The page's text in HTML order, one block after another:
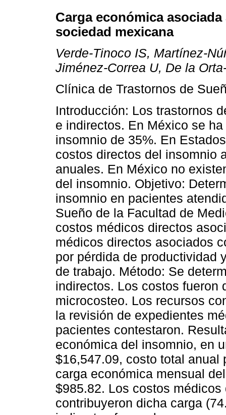
Carga económica
sociedad mexicana
Verde-Tinoco IS, Martínez-
Jiménez-Correa U, De la
Clínica de Trastornos de
Introducción: Los trastornos
e indirectos. En México se
insomnio de 35%. En
costos directos del insomnio
anuales. En México no
del insomnio. Objetivo:
insomnio en pacientes
Sueño de la Facultad de
costos médicos directos
médicos directos asociados
por pérdida de productividad
de trabajo. Método: Se
indirectos. Los costos fueron
microcosteo. Los recursos
la revisión de expedientes
pacientes contestaron.
económica del insomnio, en
$16,547.09, costo total
carga económica mensual
$985.82. Los costos
contribuyeron dicha carga